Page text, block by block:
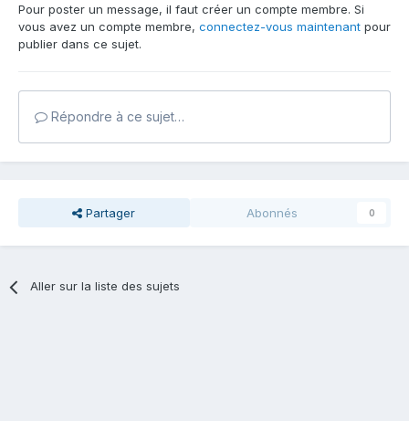
Pour poster un message, il faut créer un compte membre. Si
vous avez un compte membre, connectez-vous maintenant pour
publier dans ce sujet.
Répondre à ce sujet…
Partager Abonnés 0
Aller sur la liste des sujets